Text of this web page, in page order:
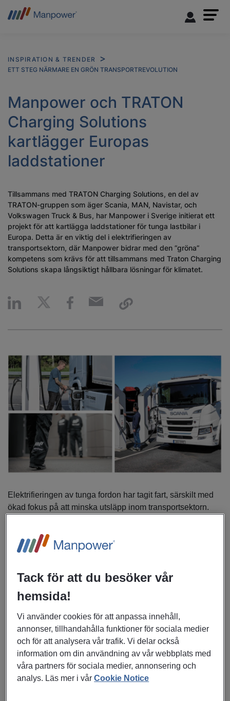
INSPIRATION & TRENDER
ETT STEG NÄRMARE EN GRÖN TRANSPORTREVOLUTION
Manpower och TRATON
Charging Solutions
kartlägger Europas
laddstationer
Tillsammans med TRATON Charging Solutions, en del av
TRATON-gruppen som äger Scania, MAN, Navistar, och
Volkswagen Truck & Bus, har Manpower i Sverige initierat ett
projekt för att kartlägga laddstationer för tunga lastbilar i
Europa. Detta är en viktig del i elektrifieringen av
transportsektorn, där Manpower bidrar med den ”gröna”
kompetens som krävs för att tillsammans med Traton Charging
Solutions skapa långsiktigt hållbara lösningar för klimatet.
Elektrifieringen av tunga fordon har tagit fart, särskilt med
ökad fokus på att minska utsläpp inom transportsektorn.
samma laddstationer håller lastbilsstandard.
Manpower har därför skräddarsytt ett icke-konventionellt
upplägg i nära samarbete med TRATON Charging
Solutions som handlar om att kartlägga alla laddstationer i
eldrivna lastbilar och släp. Projektet syftar till att i första
hand skala upp etablerad ladd-infrastruktur, en bra lösning
i väntan på mer investeringar och förbättrad täckning för
tung trafik, vilket kan ta flera år.
Med personal från Manpower kan du smidigt bemanna
Tack för att du besöker vår
hemsida!
Vi använder cookies för att anpassa innehåll,
annonser, tillhandahålla funktioner för sociala medier
och för att analysera vår trafik. Vi delar också
information om din användning av vår webbplats med
våra partners för sociala medier, annonsering och
analys. Läs mer i vårCookie Notice